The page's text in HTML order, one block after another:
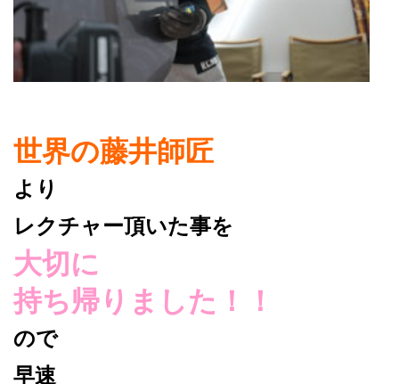
世界の藤井師匠
より
レクチャー頂いた事を
大切に
持ち帰りました！！
ので
早速